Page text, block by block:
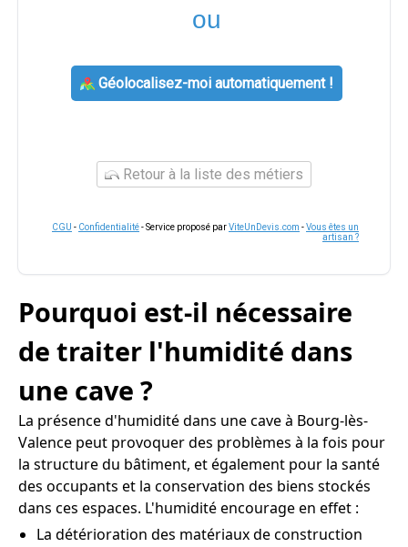
ou
Géolocalisez-moi automatiquement !
Retour à la liste des métiers
CGU - Confidentialité- Service proposé parViteUnDevis.com -Vous êtes un
artisan ?
Pourquoi est-il nécessaire
de traiter l'humidité dans
une cave ?
La présence d'humidité dans une cave à Bourg-lès-
Valence peut provoquer des problèmes à la fois pour
la structure du bâtiment, et également pour la santé
des occupants et la conservation des biens stockés
dans ces espaces. L'humidité encourage en effet :
La détérioration des matériaux de construction